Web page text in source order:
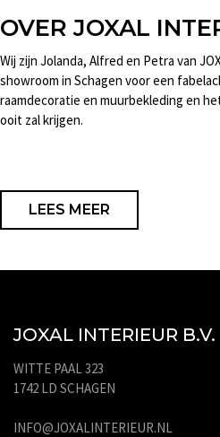
OVER JOXAL
Wij zijn Jolanda, Alfred en Petra van
showroom in Schagen voor een
raamdecoratie en muurbekleding en
ooit zal krijgen.
LEES MEER
JOXAL INTERIEUR B.V.
WITTE PAAL 323
1742 LD SCHAGEN
INFO@JOXALINTERIEUR.NL